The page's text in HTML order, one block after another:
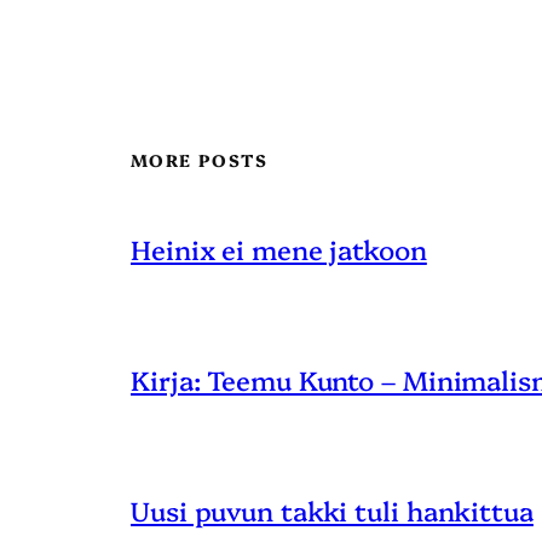
MORE POSTS
Heinix ei mene jatkoon
Kirja: Teemu Kunto –
Uusi puvun takki tuli hankittua